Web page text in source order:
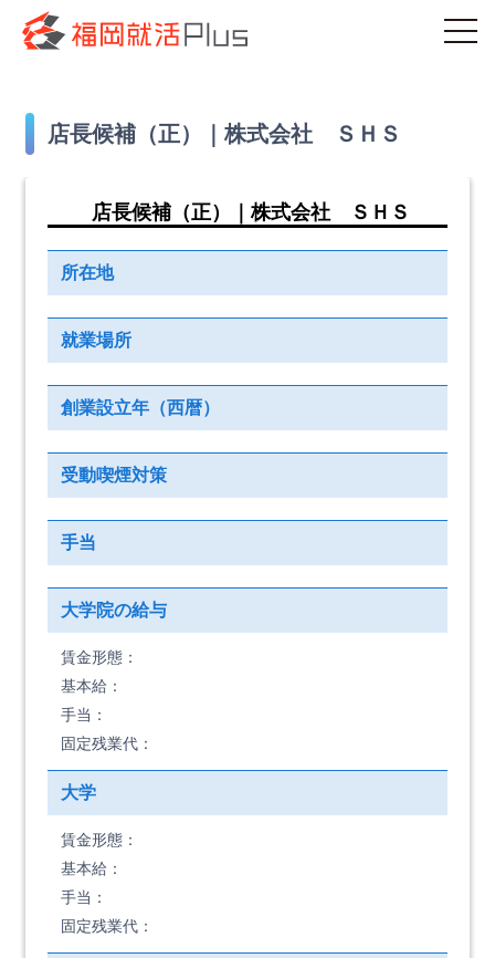
店長候補（正）｜株式会社 ＳＨＳ
店長候補（正）｜株式会社 ＳＨＳ
所在地
就業場所
創業設立年（西暦）
受動喫煙対策
手当
大学院の給与
賃金形態：
基本給：
手当：
固定残業代：
大学
賃金形態：
基本給：
手当：
固定残業代：